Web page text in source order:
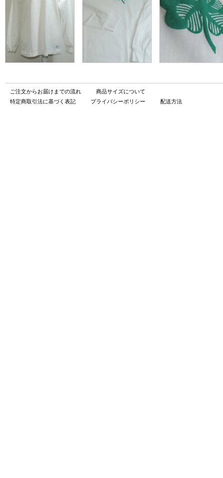
ご注文からお届けまでの流れ
商品サイズについて
特定商取引法に基づく表記
プライバシーポリシー 配送方法